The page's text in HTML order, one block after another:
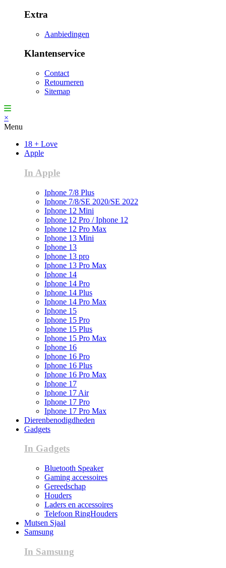
Extra
Aanbiedingen
Klantenservice
Contact
Retourneren
Sitemap
×
Menu
18 + Love
Apple
In Apple
Iphone 7/8 Plus
Iphone 7/8/SE 2020/SE 2022
Iphone 12 Mini
Iphone 12 Pro / Iphone 12
Iphone 12 Pro Max
Iphone 13 Mini
Iphone 13
Iphone 13 pro
Iphone 13 Pro Max
Iphone 14
Iphone 14 Pro
Iphone 14 Plus
Iphone 14 Pro Max
Iphone 15
Iphone 15 Pro
Iphone 15 Plus
Iphone 15 Pro Max
Iphone 16
Iphone 16 Pro
Iphone 16 Plus
Iphone 16 Pro Max
Iphone 17
Iphone 17 Air
Iphone 17 Pro
Iphone 17 Pro Max
Dierenbenodigdheden
Gadgets
In Gadgets
Bluetooth Speaker
Gaming accessoires
Gereedschap
Houders
Laders en accessoires
Telefoon RingHouders
Mutsen Sjaal
Samsung
In Samsung